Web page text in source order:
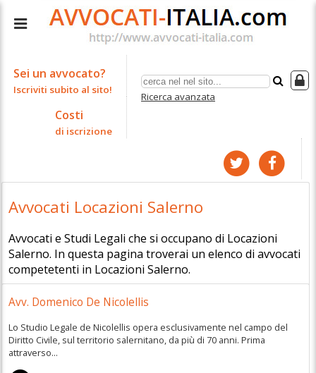
Ricerca avanzata
Sei un avvocato?
Iscriviti subito al sito!
Costi
di iscrizione
Avvocati Locazioni Salerno
Avvocati e Studi Legali che si occupano di Locazioni
Salerno. In questa pagina troverai un elenco di avvocati
competetenti in Locazioni Salerno.
Avv. Domenico De Nicolellis
Lo Studio Legale de Nicolellis opera esclusivamente nel campo del
Diritto Civile, sul territorio salernitano, da più di 70 anni. Prima
attraverso...